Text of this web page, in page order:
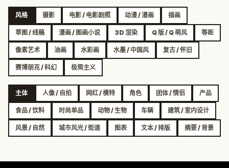
风格 摄影 电影 / 电影剧照 动漫 / 漫画 插画
草图 / 线稿 漫画 / 图画小说 3D 渲染 Q 版 / Q 萌风 等距
像素艺术 油画 水彩画 水墨 / 中国风 复古 / 怀旧
赛博朋克 / 科幻 极简主义
主体 人像 / 自拍 网红 / 模特 角色 团体 / 情侣 产品
食品 / 饮料 时尚单品 动物 / 生物 车辆 建筑 / 室内设计
风景 / 自然 城市风光 / 街道 图表 文本 / 排版 摘要 / 背景